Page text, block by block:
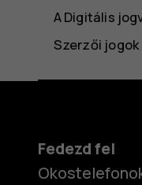
A Digitális
Szerzői
Fedezd fel